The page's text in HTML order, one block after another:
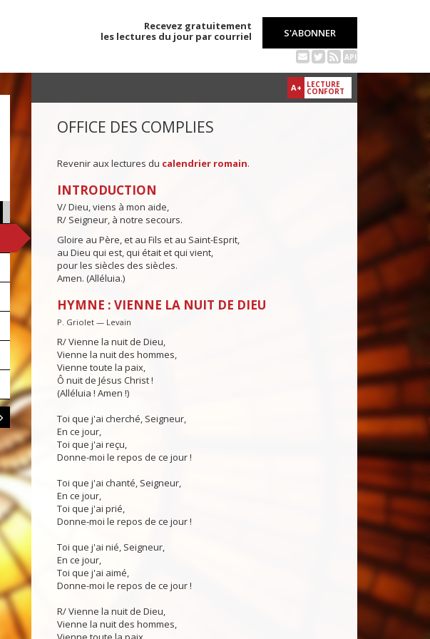
Recevez gratuitement
les lectures du jour par courriel
S'ABONNER
API
A+ LECTURE
CONFORT
OFFICE DES COMPLIES
Revenir aux lectures du calendrier romain.
INTRODUCTION
V/ Dieu, viens à mon aide,
R/ Seigneur, à notre secours.
Gloire au Père, et au Fils et au Saint-Esprit,
au Dieu qui est, qui était et qui vient,
pour les siècles des siècles.
Amen. (Alléluia.)
HYMNE : VIENNE LA NUIT DE DIEU
P. Griolet — Levain
R/ Vienne la nuit de Dieu,
Vienne la nuit des hommes,
Vienne toute la paix,
Ô nuit de Jésus Christ !
(Alléluia ! Amen !)
Toi que j'ai cherché, Seigneur,
En ce jour,
Toi que j'ai reçu,
Donne-moi le repos de ce jour !
Toi que j'ai chanté, Seigneur,
En ce jour,
Toi que j'ai prié,
Donne-moi le repos de ce jour !
Toi que j'ai nié, Seigneur,
En ce jour,
Toi que j'ai aimé,
Donne-moi le repos de ce jour !
R/ Vienne la nuit de Dieu,
Vienne la nuit des hommes,